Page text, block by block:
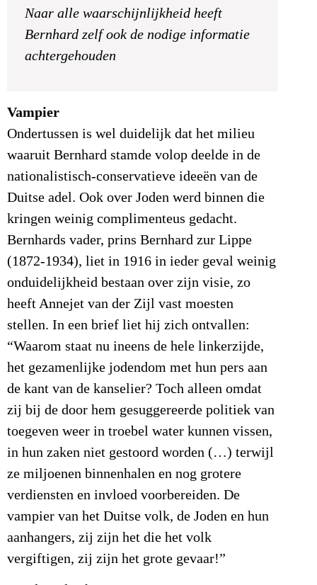
Naar alle waarschijnlijkheid heeft
Bernhard zelf ook de nodige informatie
achtergehouden
Vampier
Ondertussen is wel duidelijk dat het milieu
waaruit Bernhard stamde volop deelde in de
nationalistisch-conservatieve ideeën van de
Duitse adel. Ook over Joden werd binnen die
kringen weinig complimenteus gedacht.
Bernhards vader, prins Bernhard zur Lippe
(1872-1934), liet in 1916 in ieder geval weinig
onduidelijkheid bestaan over zijn visie, zo
heeft Annejet van der Zijl vast moesten
stellen. In een brief liet hij zich ontvallen:
“Waarom staat nu ineens de hele linkerzijde,
het gezamenlijke jodendom met hun pers aan
de kant van de kanselier? Toch alleen omdat
zij bij de door hem gesuggereerde politiek van
toegeven weer in troebel water kunnen vissen,
in hun zaken niet gestoord worden (…) terwijl
ze miljoenen binnenhalen en nog grotere
verdiensten en invloed voorbereiden. De
vampier van het Duitse volk, de Joden en hun
aanhangers, zij zijn het die het volk
vergiftigen, zij zijn het grote gevaar!”